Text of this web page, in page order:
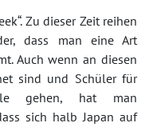
Zu dieser Zeit reihen
dass man eine Art
Auch wenn an diesen
sind und Schüler für
gehen, hat man
sich halb Japan auf